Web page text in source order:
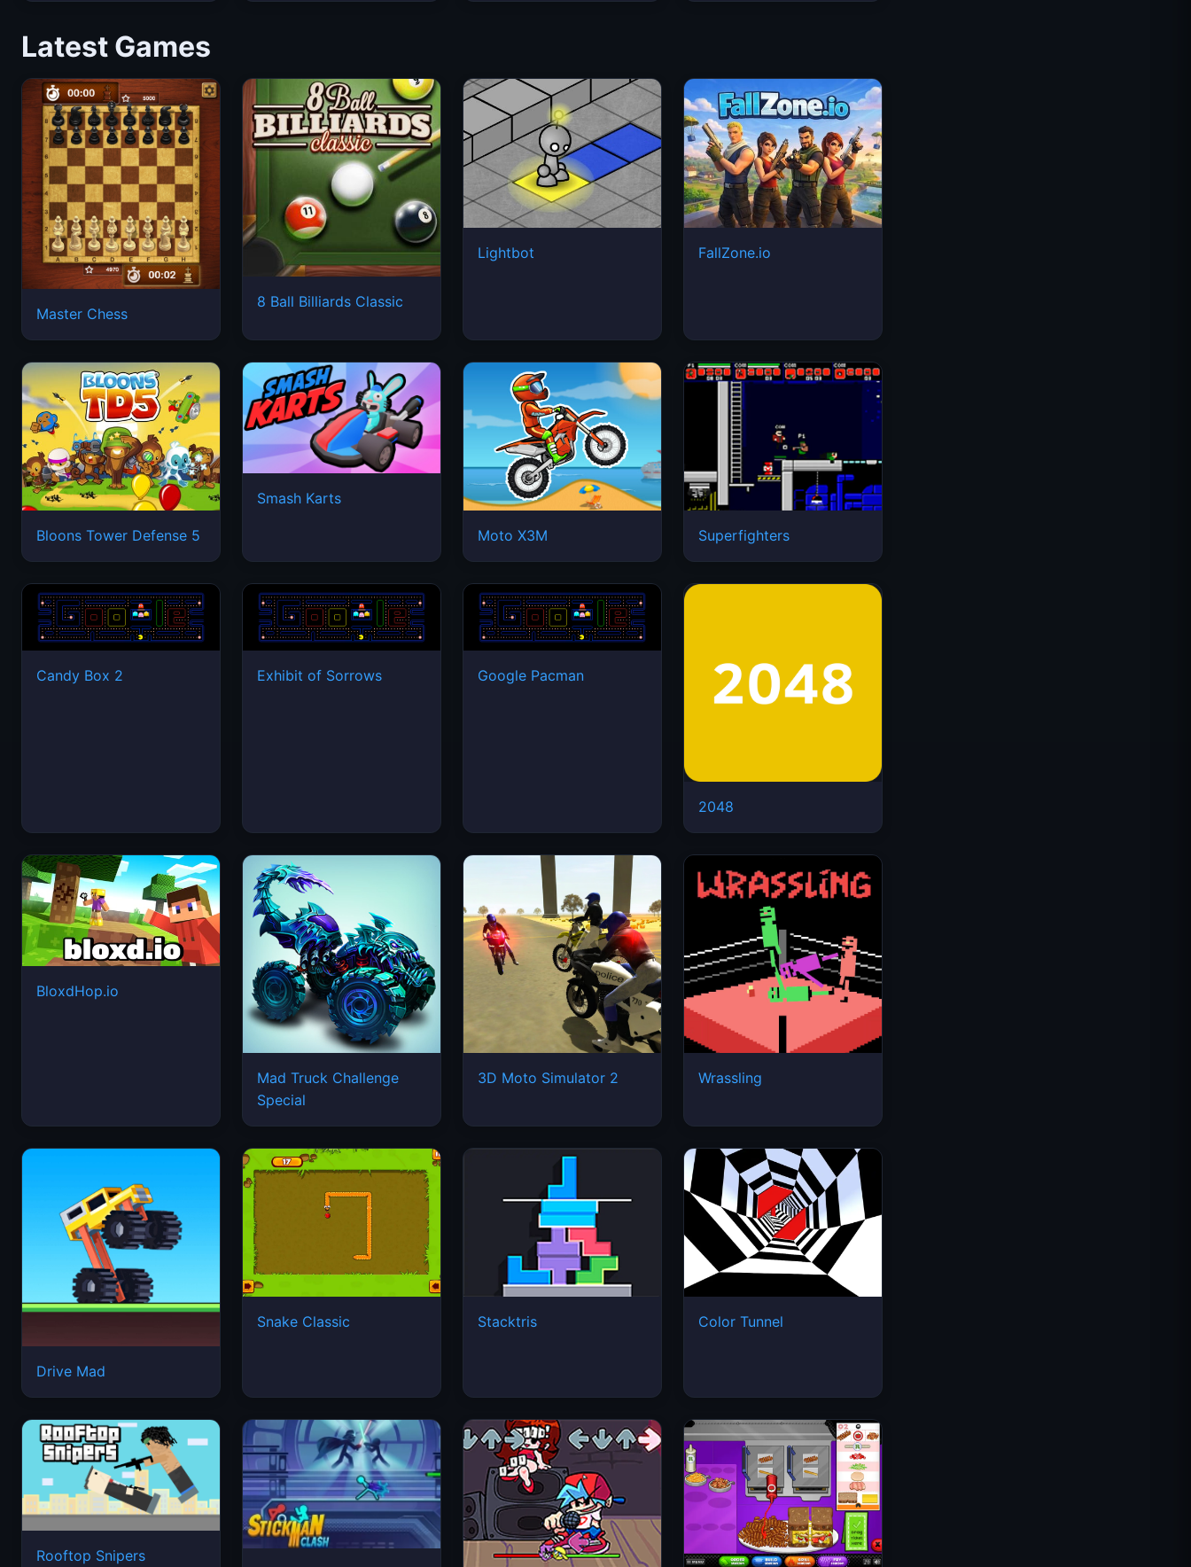
Latest Games
Master Chess
8 Ball Billiards Classic
Lightbot FallZone.io
Bloons Tower Defense 5
Smash Karts
Moto X3M Superfighters
Candy Box 2 Exhibit of Sorrows Google Pacman
2048
BloxdHop.io
Mad Truck Challenge
Special
3D Moto Simulator 2 Wrassling
Drive Mad
Snake Classic Stacktris Color Tunnel
Rooftop Snipers